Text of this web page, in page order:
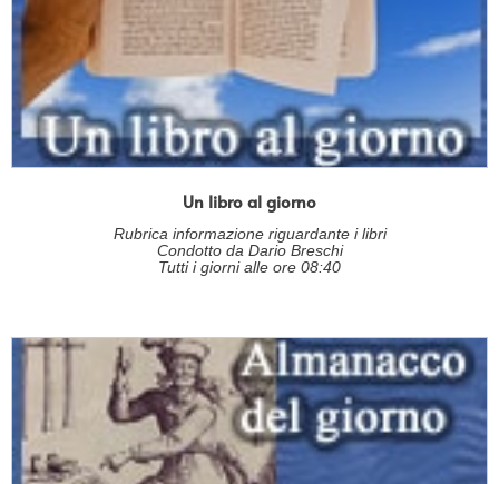
Un libro al giorno
Rubrica informazione riguardante i libri
Condotto da Dario Breschi
Tutti i giorni alle ore 08:40